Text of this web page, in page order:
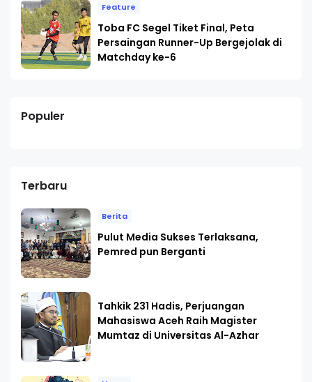
Feature
Toba FC Segel Tiket Final, Peta
Persaingan Runner-Up Bergejolak di
Matchday ke-6
Populer
Terbaru
Berita
Pulut Media Sukses Terlaksana,
Pemred pun Berganti
Tahkik 231 Hadis, Perjuangan
Mahasiswa Aceh Raih Magister
Mumtaz di Universitas Al-Azhar